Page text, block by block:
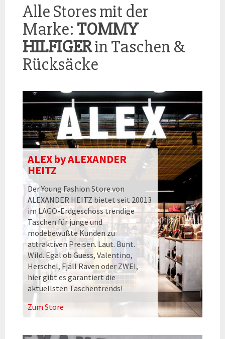
Alle Stores mit der
Marke: TOMMY
HILFIGERin Taschen &
Rücksäcke
ALEX by ALEXANDER
HEITZ
Der Young Fashion Store von
ALEXANDER HEITZ bietet seit 20013
im LAGO-Erdgeschoss trendige
Taschen für junge und
modebewußte Kunden zu
attraktiven Preisen. Laut. Bunt.
Wild. Egal ob Guess, Valentino,
Herschel, Fjäll Raven oder ZWEI,
hier gibt es garantiert die
aktuellsten Taschentrends!
Zum Store